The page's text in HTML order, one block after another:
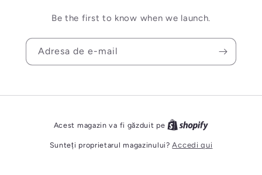
Be the first to know when we launch.
Adresa de e-mail
Acest magazin va fi găzduit pe
Sunteți proprietarul magazinului?Accedi qui